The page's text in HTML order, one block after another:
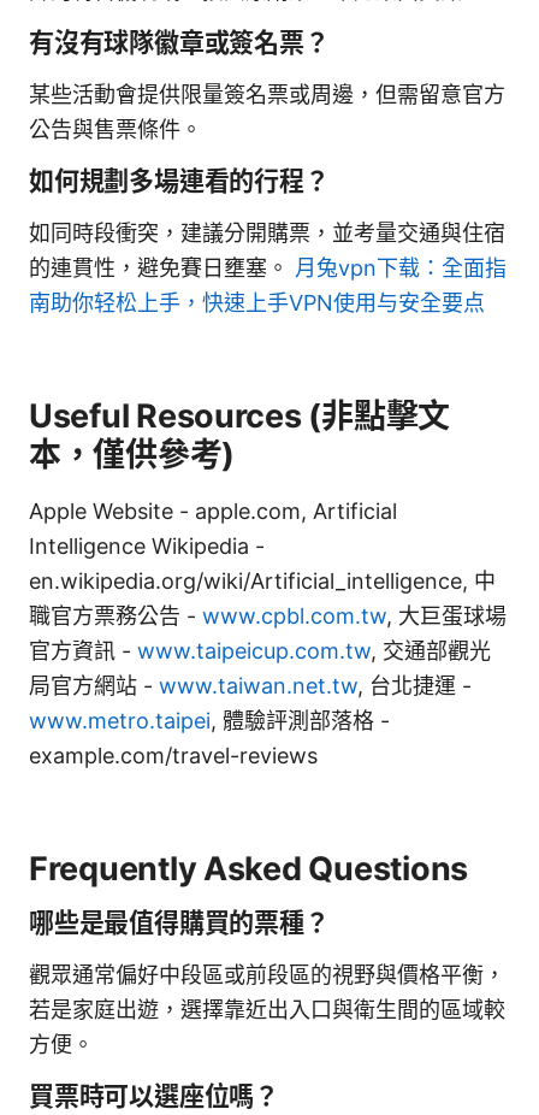
有沒有球隊徽章或簽名票？
某些活動會提供限量簽名票或周邊，但需留意官方
公告與售票條件。
如何規劃多場連看的行程？
如同時段衝突，建議分開購票，並考量交通與住宿
的連貫性，避免賽日壅塞。 月兔vpn下载：全面指
南助你轻松上手，快速上手VPN使用与安全要点
Useful Resources (非點擊文
本，僅供參考)
Apple Website - apple.com, Artificial
Intelligence Wikipedia -
en.wikipedia.org/wiki/Artificial_intelligence, 中
職官方票務公告 - www.cpbl.com.tw, 大巨蛋球場
官方資訊 - www.taipeicup.com.tw, 交通部觀光
局官方網站 - www.taiwan.net.tw, 台北捷運 -
www.metro.taipei, 體驗評測部落格 -
example.com/travel-reviews
Frequently Asked Questions
哪些是最值得購買的票種？
觀眾通常偏好中段區或前段區的視野與價格平衡，
若是家庭出遊，選擇靠近出入口與衛生間的區域較
方便。
買票時可以選座位嗎？